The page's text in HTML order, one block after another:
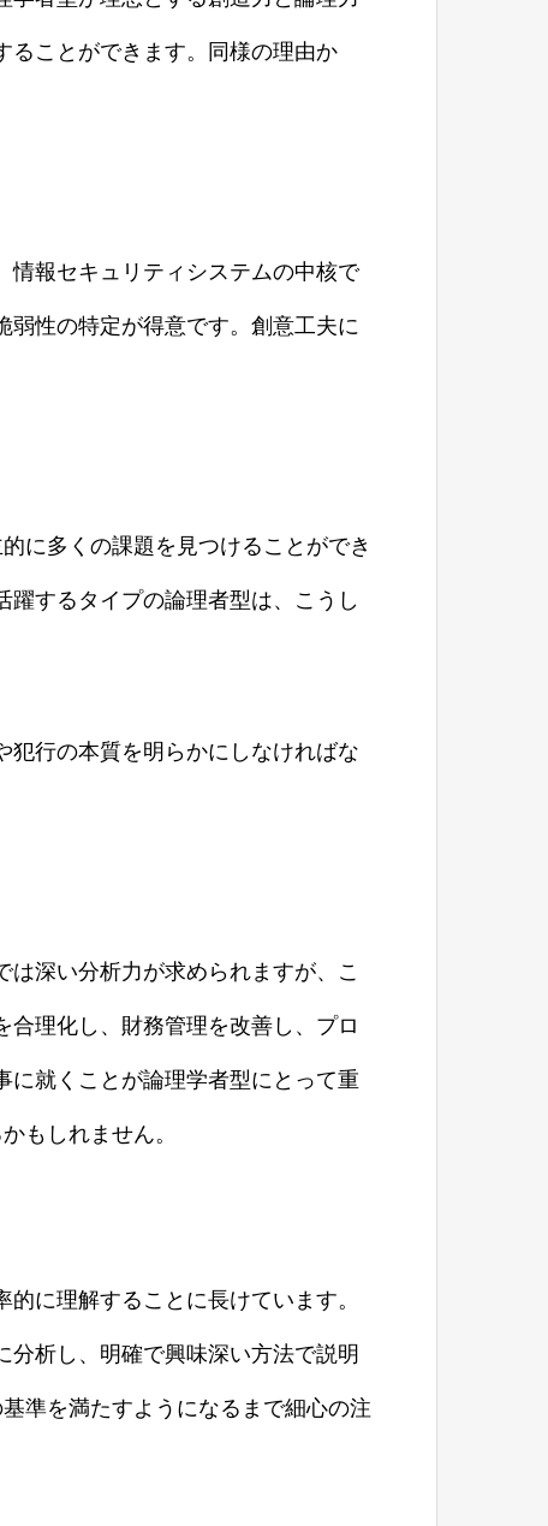
ることができます。同様の理由か
情報セキュリティシステムの中核で
弱性の特定が得意です。創意工夫に
に多くの課題を見つけることができ
するタイプの論理者型は、こうし
犯行の本質を明らかにしなければな
深い分析力が求められますが、こ
理化し、財務管理を改善し、プロ
に就くことが論理学者型にとって重
もしれません。
に理解することに長けています。
析し、明確で興味深い方法で説明
準を満たすようになるまで細心の注